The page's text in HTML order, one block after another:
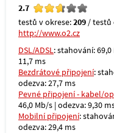
2.7
testů v okrese:209 / testů
http://www.o2.cz
DSL/ADSL: stahování:
11,7 ms
Bezdrátové připojení:
odezva: 27,7 ms
Pevné připojení - kabel/
46,0 Mb/s | odezva: 9,30
Mobilní připojení:
odezva: 29,4 ms